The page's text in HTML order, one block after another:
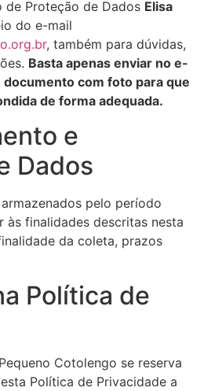
Proteção de Dados Elisa
do e-mail
, também para dúvidas,
Basta apenas enviar no e-
documento com foto para que
de forma adequada.
e
Dados
pelo período
às finalidades descritas nesta
da coleta, prazos
Política de
Cotolengo se reserva
Política de Privacidade a